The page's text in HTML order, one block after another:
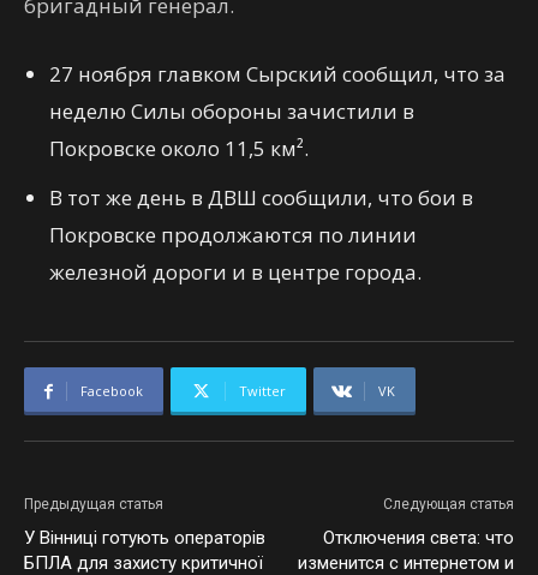
27 ноября главком Сырский сообщил, что за
неделю Силы обороны зачистили в
Покровске около 11,5 км².
В тот же день в ДВШ сообщили, что бои в
Покровске продолжаются по линии
железной дороги и в центре города.
Facebook Twitter VK
Предыдущая статья
У Вінниці готують операторів
БПЛА для захисту критичної
Следующая статья
Отключения света: что
изменится с интернетом и